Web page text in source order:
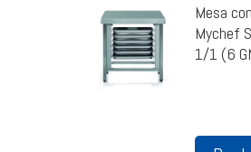
Mesa
Mychef
1/1 (6